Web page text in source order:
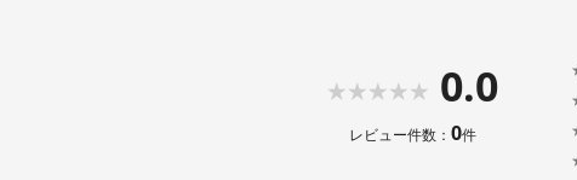
0.0
レビュー件数： 0件